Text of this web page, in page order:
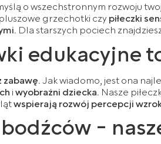
o wszechstronnym rozwoju
grzechotki czypiłeczki
Dla starszych pociech
edukacyjne
Jak wiadomo, jest ona
iwyobraźni dziecka. Nasze
wspierają rozwój percepcji
-